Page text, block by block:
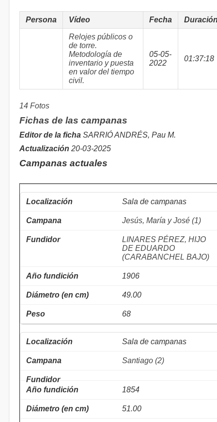
Persona Vídeo Fecha
Relojes públicos o
de torre.
Metodología de
inventario y puesta
en valor del tiempo
civil.
05-05-
2022
01:37:18
14 Fotos
Fichas de las campanas
Editor de la ficha SARRIÓ ANDRÉS, Pau M.
Actualización 20-03-2025
Campanas actuales
Sala de campanas
Jesús, María y José (1)
LINARES PÉREZ, HIJO
DE EDUARDO
(CARABANCHEL BAJO)
1906
49.00
68
Sala de campanas
Santiago (2)
1854
51.00